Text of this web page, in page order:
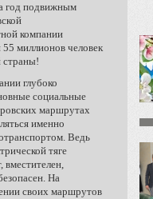
год подвижным
компании
миллионов человек
страны!
глубоко
социальные
маршрутах
именно
Ведь
тяге
вместителен,
На
своих маршрутов